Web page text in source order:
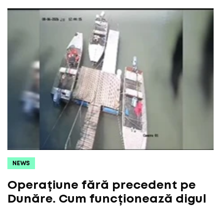
NEWS
Operațiune fără precedent pe
Dunăre. Cum funcționează digul